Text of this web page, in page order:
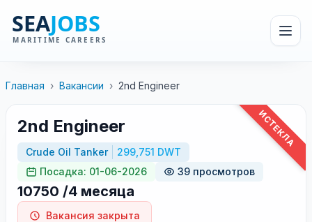
Главная › Вакансии › 2nd Engineer
ИСТЕКЛА
2nd Engineer
Crude Oil Tanker
299,751 DWT
Посадка: 01-06-2026
39 просмотров
10750 /4 месяца
Вакансия закрыта